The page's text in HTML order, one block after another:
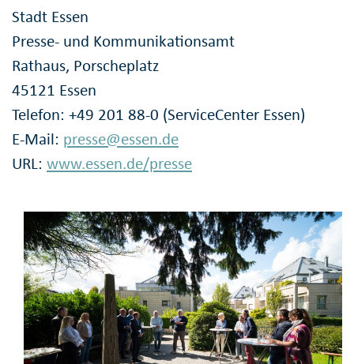
Stadt Essen
Presse- und Kommunikationsamt
Rathaus, Porscheplatz
45121 Essen
Telefon: +49 201 88-0 (ServiceCenter Essen)
E-Mail: presse@essen.de
URL: www.essen.de/presse